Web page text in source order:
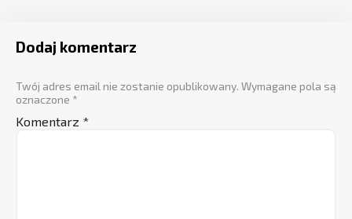
Dodaj komentarz
Twój adres email nie zostanie opublikowany. Wymagane pola są
oznaczone *
Komentarz *